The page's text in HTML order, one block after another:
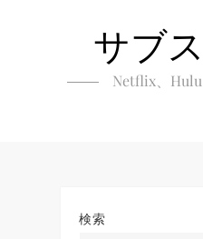
サブ
Netflix、Hulu
検索